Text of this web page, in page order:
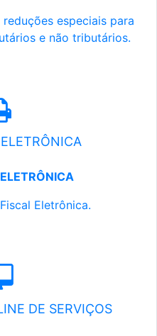
especiais para
e não tributários.
Eletrônica.
DE SERVIÇOS